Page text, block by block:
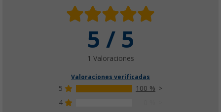
5 / 5
1 Valoraciones
Valoraciones verificadas
5
100 %
4